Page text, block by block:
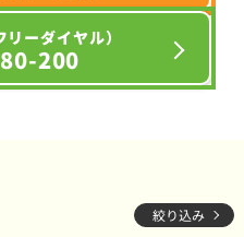
ーダイヤル）
200
絞り込み